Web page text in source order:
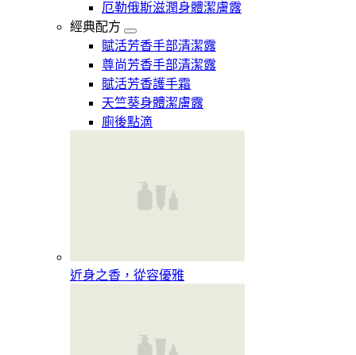
厄勒俄斯滋潤身體潔膚露
經典配方
賦活芳香手部清潔露
尊尚芳香手部清潔露
賦活芳香護手霜
天竺葵身體潔膚露
廁後點滴
近身之香，從容優雅